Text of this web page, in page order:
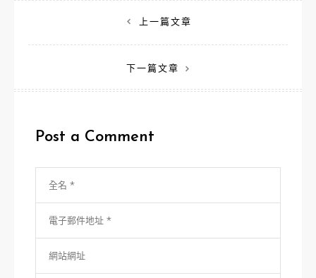
章
上一篇文章
下一篇文章
Post a Comment